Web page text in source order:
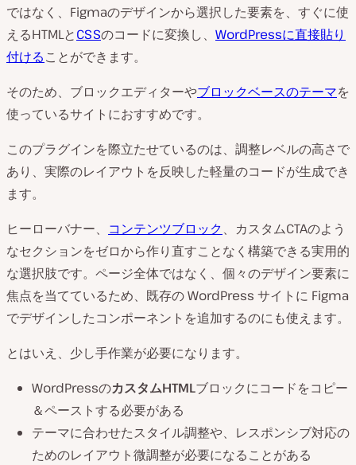
ではなく、Figmaのデザインから選択した要素を、すぐに使
えるHTMLとCSSのコードに変換し、 WordPressに直接貼り
付けることができます。
そのため、ブロックエディターやブロックベースのテーマを
使っているサイトにおすすめです。
このプラグインを際立たせているのは、調整レベルの高さで
あり、実際のレイアウトを反映した軽量のコードが生成でき
ます。
ヒーローバナー、 コンテンツブロック、カスタムCTAのよう
なセクションをゼロから作り直すことなく構築できる実用的
な選択肢です。ページ全体ではなく、個々のデザイン要素に
焦点を当てているため、既存の WordPress サイトに Figma
でデザインしたコンポーネントを追加するのにも使えます。
とはいえ、少し手作業が必要になります。
WordPressのカスタムHTMLブロックにコードをコピー
＆ペーストする必要がある
テーマに合わせたスタイル調整や、レスポンシブ対応の
ためのレイアウト微調整が必要になることがある